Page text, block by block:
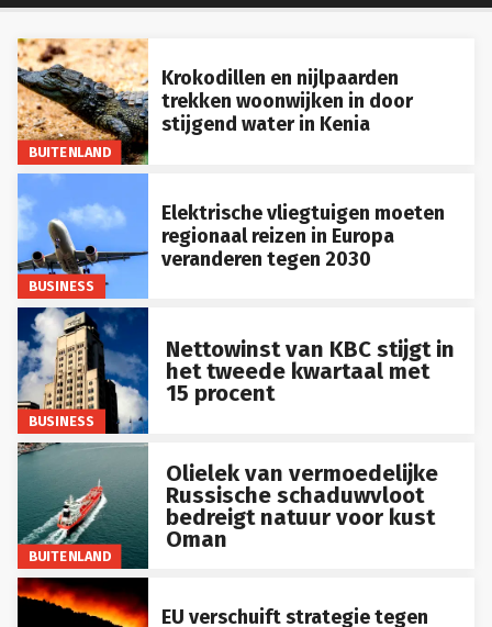
BUITENLAND
Krokodillen en nijlpaarden
trekken woonwijken in door
stijgend water in Kenia
BUSINESS
Elektrische vliegtuigen moeten
regionaal reizen in Europa
veranderen tegen 2030
BUSINESS
Nettowinst van KBC stijgt in
het tweede kwartaal met
15 procent
BUITENLAND
Olielek van vermoedelijke
Russische schaduwvloot
bedreigt natuur voor kust
Oman
EU verschuift strategie tegen